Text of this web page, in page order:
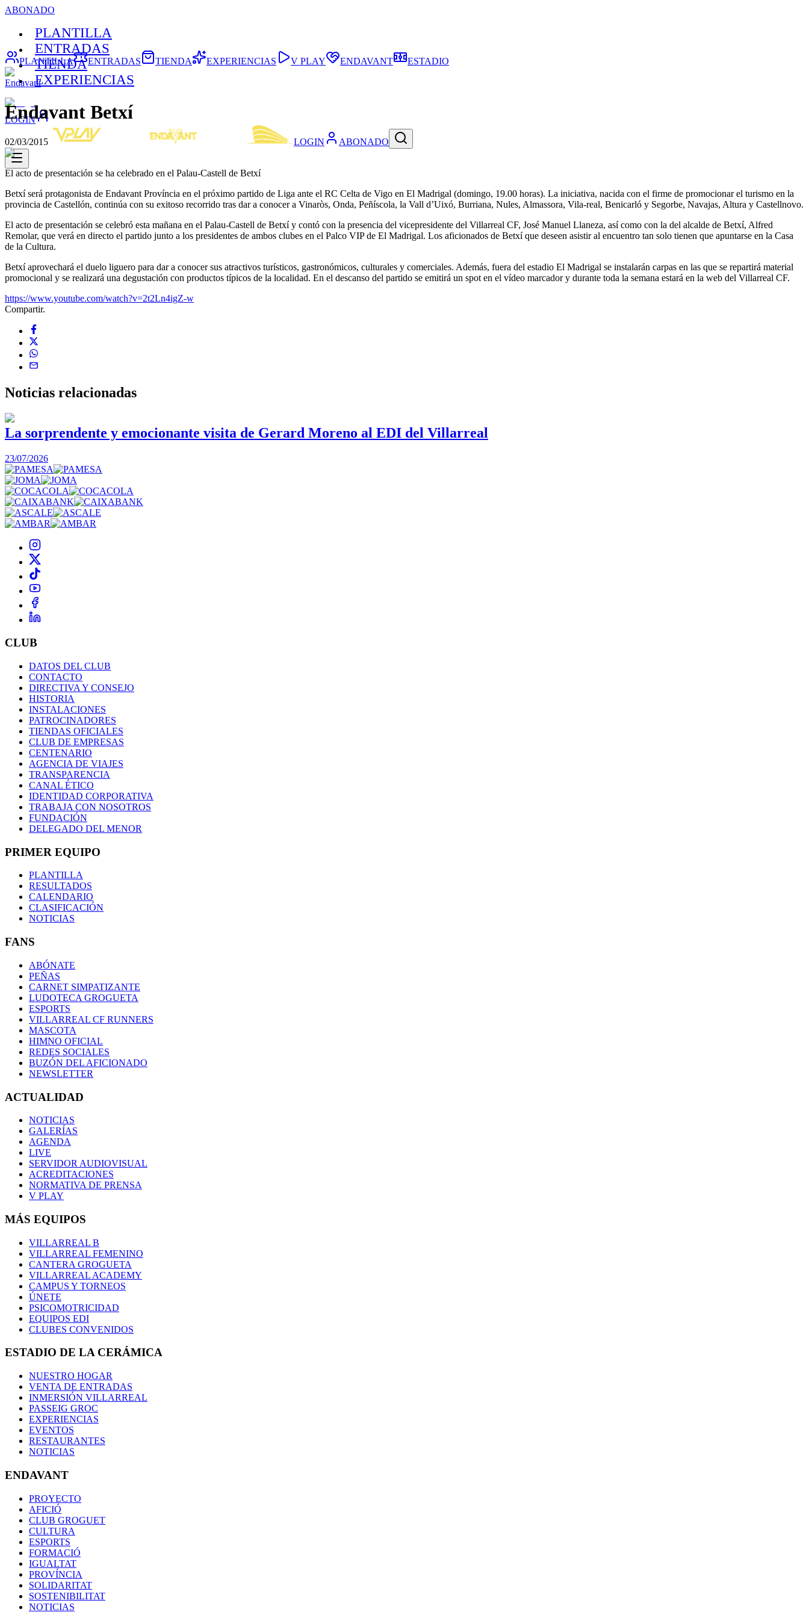
ABONADO
PLANTILLA
ENTRADAS
TIENDA
EXPERIENCIAS
LOGIN
LOGIN ABONADO
PLANTILLA ENTRADAS TIENDA EXPERIENCIAS V PLAY ENDAVANT ESTADIO
Endavant
Endavant Betxí
02/03/2015
El acto de presentación se ha celebrado en el Palau-Castell de Betxí
Betxí será protagonista de Endavant Província en el próximo partido de Liga ante el RC Celta de Vigo en El Madrigal (domingo, 19.00 horas). La iniciativa, nacida con el firme de promocionar el turismo en la
provincia de Castellón, continúa con su exitoso recorrido tras dar a conocer a Vinaròs, Onda, Peñíscola, la Vall d’Uixó, Burriana, Nules, Almassora, Vila-real, Benicarló y Segorbe, Navajas, Altura y Castellnovo.
El acto de presentación se celebró esta mañana en el Palau-Castell de Betxí y contó con la presencia del vicepresidente del Villarreal CF, José Manuel Llaneza, así como con la del alcalde de Betxí, Alfred
Remolar, que verá en directo el partido junto a los presidentes de ambos clubes en el Palco VIP de El Madrigal. Los aficionados de Betxí que deseen asistir al encuentro tan solo tienen que apuntarse en la Casa
de la Cultura.
Betxí aprovechará el duelo liguero para dar a conocer sus atractivos turísticos, gastronómicos, culturales y comerciales. Además, fuera del estadio El Madrigal se instalarán carpas en las que se repartirá material
promocional y se realizará una degustación con productos típicos de la localidad. En el descanso del partido se emitirá un spot en el vídeo marcador y durante toda la semana estará en la web del Villarreal CF.
https://www.youtube.com/watch?v=2t2Ln4igZ-w
Compartir.
Noticias relacionadas
La sorprendente y emocionante visita de Gerard Moreno al EDI del Villarreal
23/07/2026
CLUB
DATOS DEL CLUB
CONTACTO
DIRECTIVA Y CONSEJO
HISTORIA
INSTALACIONES
PATROCINADORES
TIENDAS OFICIALES
CLUB DE EMPRESAS
CENTENARIO
AGENCIA DE VIAJES
TRANSPARENCIA
CANAL ÉTICO
IDENTIDAD CORPORATIVA
TRABAJA CON NOSOTROS
FUNDACIÓN
DELEGADO DEL MENOR
PRIMER EQUIPO
PLANTILLA
RESULTADOS
CALENDARIO
CLASIFICACIÓN
NOTICIAS
FANS
ABÓNATE
PEÑAS
CARNET SIMPATIZANTE
LUDOTECA GROGUETA
ESPORTS
VILLARREAL CF RUNNERS
MASCOTA
HIMNO OFICIAL
REDES SOCIALES
BUZÓN DEL AFICIONADO
NEWSLETTER
ACTUALIDAD
NOTICIAS
GALERÍAS
AGENDA
LIVE
SERVIDOR AUDIOVISUAL
ACREDITACIONES
NORMATIVA DE PRENSA
V PLAY
MÁS EQUIPOS
VILLARREAL B
VILLARREAL FEMENINO
CANTERA GROGUETA
VILLARREAL ACADEMY
CAMPUS Y TORNEOS
ÚNETE
PSICOMOTRICIDAD
EQUIPOS EDI
CLUBES CONVENIDOS
ESTADIO DE LA CERÁMICA
NUESTRO HOGAR
VENTA DE ENTRADAS
INMERSIÓN VILLARREAL
PASSEIG GROC
EXPERIENCIAS
EVENTOS
RESTAURANTES
NOTICIAS
ENDAVANT
PROYECTO
AFICIÓ
CLUB GROGUET
CULTURA
ESPORTS
FORMACIÓ
IGUALTAT
PROVÍNCIA
SOLIDARITAT
SOSTENIBILITAT
NOTICIAS